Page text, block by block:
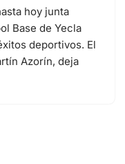
hoy junta
Base de Yecla
deportivos. El
Azorín, deja